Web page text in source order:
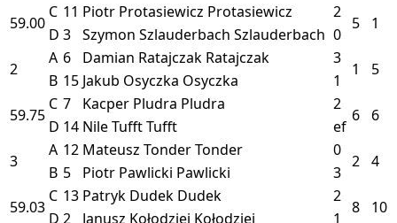
59.00
C 11 Piotr Protasiewicz Protasiewicz 2
5 1
D 3 Szymon Szlauderbach Szlauderbach 0
2
A 6 Damian Ratajczak Ratajczak 3
1 5
B 15 Jakub Osyczka Osyczka
1
59.75
C 7 Kacper Pludra Pludra 2
6 6
D 14 Nile TufftTufft
ef
3
A 12 Mateusz TonderTonder 0
2 4
B 5 Piotr Pawlicki Pawlicki
3
59.03
C 13 Patryk Dudek Dudek 2
8 10
D 2 Janusz Kołodziej Kołodziej
1